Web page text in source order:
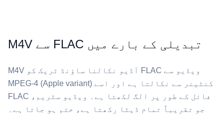
M4V سے FLAC تبدیلی کے بارے میں
MPEG-4 (Apple variant) کنٹینر سے نکالتا ہے اور اسے
FLAC فائل کے طور پر الگ لکھتا ہے۔ ویڈیو سٹریم،
جو تقریباً تمام ڈیٹا رکھتا ہے، ختم ہو جاتا ہے۔